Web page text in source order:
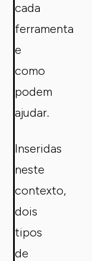
cada
ferramenta
e
como
podem
ajudar.
Inseridas
neste
contexto,
dois
tipos
de